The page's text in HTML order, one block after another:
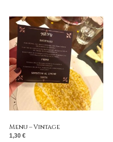
Menu – Vintage
1,30 €